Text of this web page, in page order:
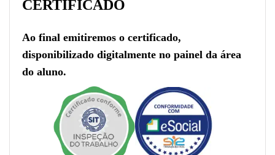
CERTIFICADO
Ao final emitiremos o certificado,
disponibilizado digitalmente no painel da área
do aluno.